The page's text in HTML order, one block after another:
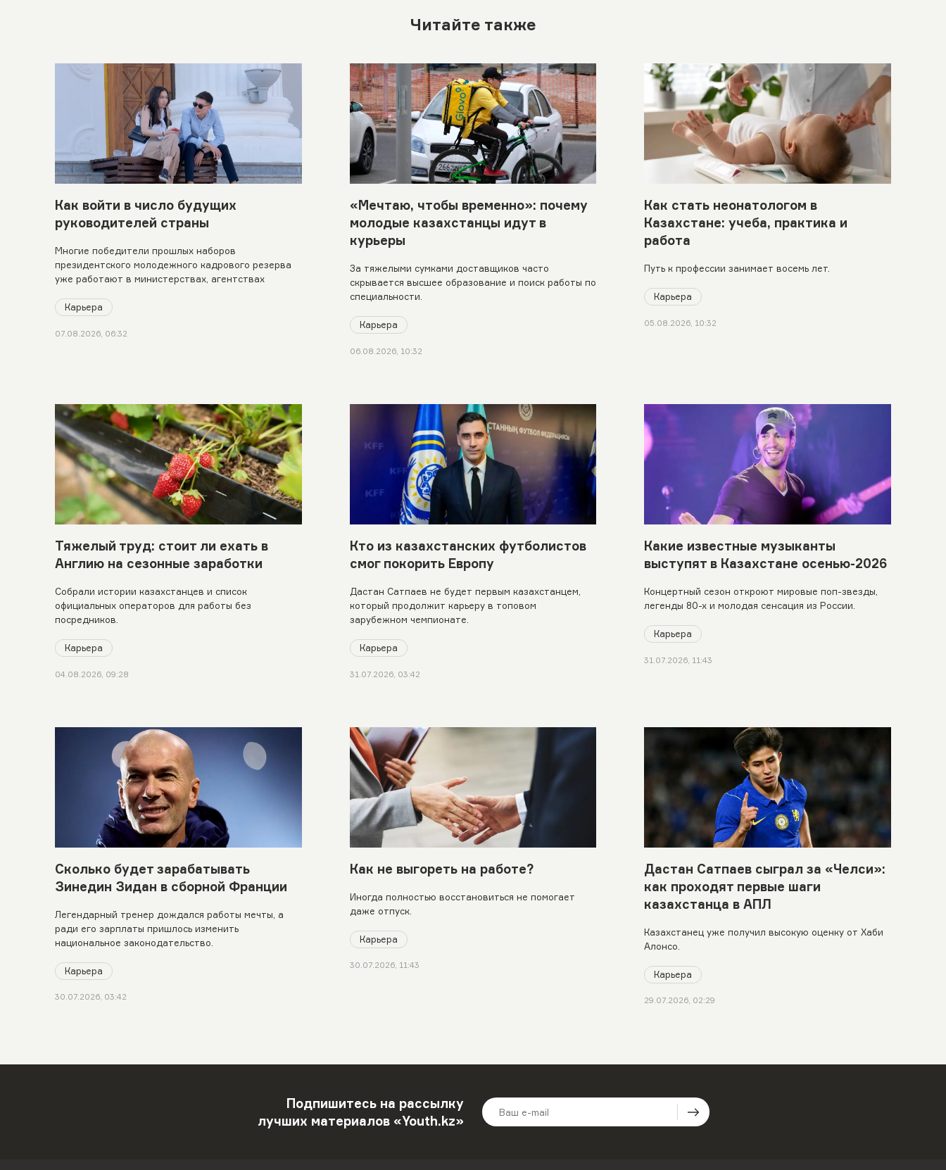
Читайте также
Как войти в число будущих
руководителей страны
Многие победители прошлых наборов
президентского молодежного кадрового резерва
уже работают в министерствах, агентствах
Карьера
07.08.2026, 06:32
«Мечтаю, чтобы временно»: почему
молодые казахстанцы идут в
курьеры
За тяжелыми сумками доставщиков часто
скрывается высшее образование и поиск работы по
специальности.
Карьера
06.08.2026, 10:32
Как стать неонатологом в
Казахстане: учеба, практика и
работа
Путь к профессии занимает восемь лет.
Карьера
05.08.2026, 10:32
Тяжелый труд: стоит ли ехать в
Англию на сезонные заработки
Собрали истории казахстанцев и список
официальных операторов для работы без
посредников.
Карьера
04.08.2026, 09:28
Кто из казахстанских футболистов
смог покорить Европу
Дастан Сатпаев не будет первым казахстанцем,
который продолжит карьеру в топовом
зарубежном чемпионате.
Карьера
31.07.2026, 03:42
Какие известные музыканты
выступят в Казахстане осенью-2026
Концертный сезон откроют мировые поп-звезды,
легенды 80-х и молодая сенсация из России.
Карьера
31.07.2026, 11:43
Сколько будет зарабатывать
Зинедин Зидан в сборной Франции
Легендарный тренер дождался работы мечты, а
ради его зарплаты пришлось изменить
национальное законодательство.
Карьера
30.07.2026, 03:42
Как не выгореть на работе?
Иногда полностью восстановиться не помогает
даже отпуск.
Карьера
30.07.2026, 11:43
Дастан Сатпаев сыграл за «Челси»:
как проходят первые шаги
казахстанца в АПЛ
Казахстанец уже получил высокую оценку от Хаби
Алонсо.
Карьера
29.07.2026, 02:29
Подпишитесь на рассылку
лучших материалов «Youth.kz»